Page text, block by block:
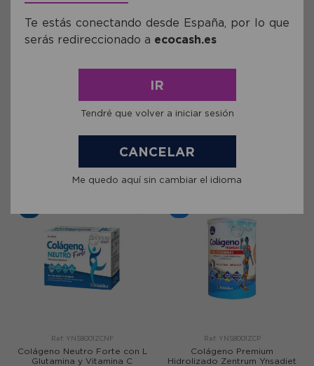
Ref: YNS8001ZCH
Comprimidos
Ref: YNS8001ZPCH
Comprimidos
Ref: YNS8001ZCNF
Colágeno Neutro Forte con L
Glutamina y Vitamina C
Ref: YNS8001ZCP
Colágeno Premium
Hidrolizado Zentrum Ynsadiet
Te estás conectando desde España, por lo que
serás redireccionado a ecocash.es
IR
Tendré que volver a iniciar sesión
CANCELAR
Me quedo aquí sin cambiar el idioma